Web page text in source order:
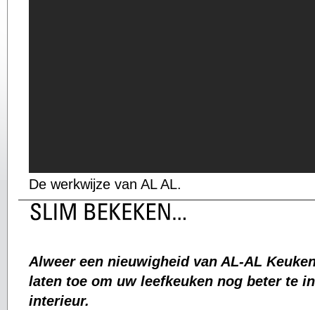
De werkwijze van AL AL.
Alweer een nieuwigheid van AL-AL
laten toe om uw leefkeuken nog beter te
interieur.